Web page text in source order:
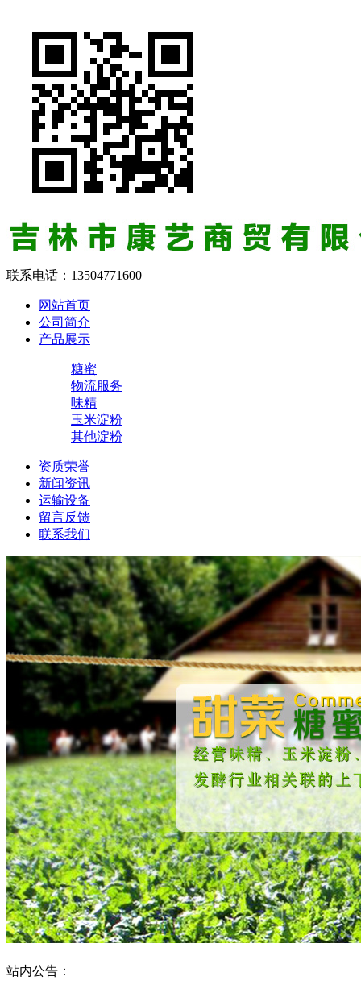
联系电话： 13504771600
网站首页
公司简介
产品展示
糖蜜
物流服务
味精
玉米淀粉
其他淀粉
资质荣誉
新闻资讯
运输设备
留言反馈
联系我们
站内公告：